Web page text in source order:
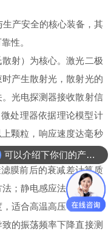
产安全的核心装备，其
性。
射）为核心。激光二极
产生散射光，散射光的
光电探测器接收散射信
处理器依据理论模型计
颗粒，响应速度达毫秒
。
膜前后的衰减差计算质
；静电感应法通过粉尘
适合高温高压等恶劣工
的振荡频率下降直接测
可以介绍下你们的产品么